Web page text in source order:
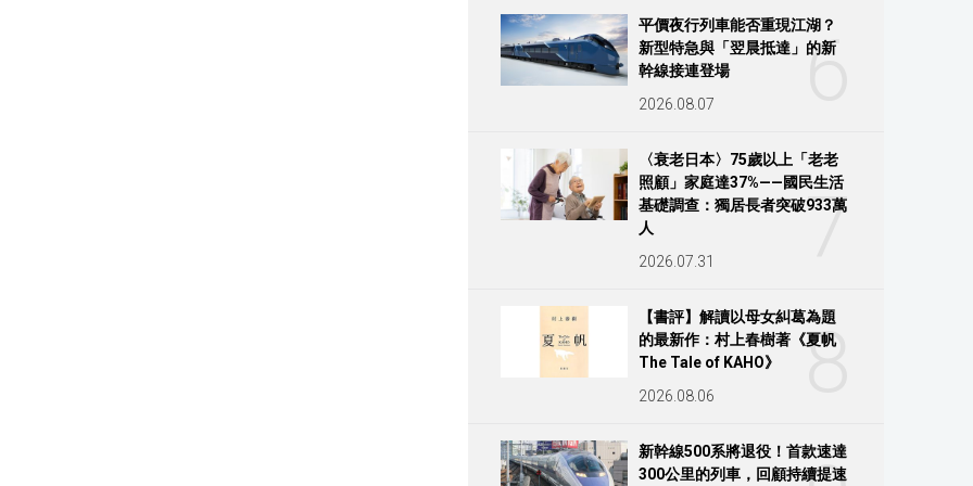
6
平價夜行列車能否重現江湖？
新型特急與「翌晨抵達」的新
幹線接連登場
2026.08.07
7
〈衰老日本〉75歲以上「老老
照顧」家庭達37%——國民生活
基礎調查：獨居長者突破933萬
人
2026.07.31
8
【書評】解讀以母女糾葛為題
的最新作：村上春樹著《夏帆
The Tale of KAHO》
2026.08.06
新幹線500系將退役！首款速達
300公里的列車，回顧持續提速